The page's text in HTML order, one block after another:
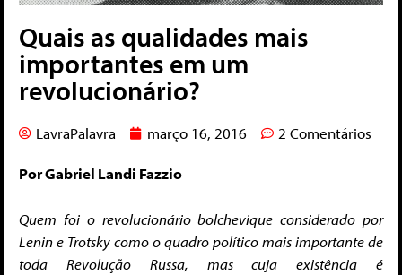
Quais as qualidades mais
importantes em um
revolucionário?
LavraPalavra março 16, 2016 2 Comentários
Por Gabriel Landi Fazzio
Quem foi o revolucionário bolchevique considerado por
Lenin e Trotsky como o quadro político mais importante de
toda Revolução Russa, mas cuja existência é